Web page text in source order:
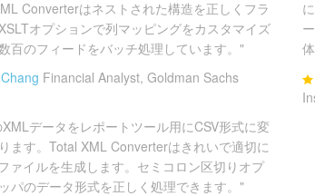
Converterはネストされた構造を正しくフラ
オプションで列マッピングをカスタマイズ
百のフィードをバッチ処理しています。"
Financial Analyst, Goldman Sachs
データをレポートツール用にCSV形式に変
ます。Total XML Converterはきれいで適切に
ァイルを生成します。セミコロン区切りオプ
パのデータ形式を正しく処理できます。"